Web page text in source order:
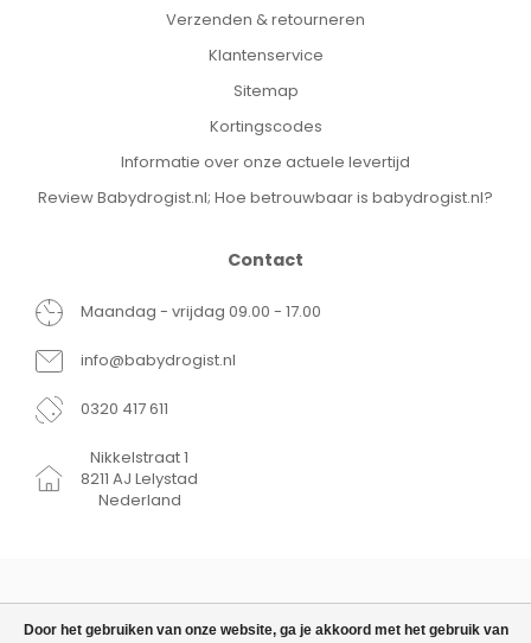
Door het gebruiken van onze website, ga je akkoord met het gebruik van
Verzenden & retourneren
Klantenservice
Sitemap
Kortingscodes
Informatie over onze actuele levertijd
Review Babydrogist.nl; Hoe betrouwbaar is babydrogist.nl?
Contact
Maandag - vrijdag 09.00 - 17.00
info@babydrogist.nl
0320 417 611
Nikkelstraat 1
8211 AJ Lelystad
Nederland